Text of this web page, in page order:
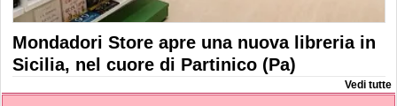
Mondadori Store apre una nuova libreria in
Sicilia, nel cuore di Partinico (Pa)
Vedi tutte